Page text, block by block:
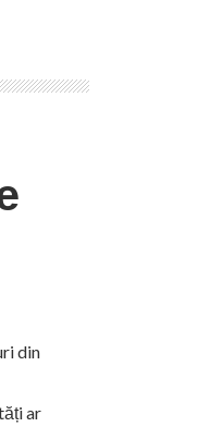
din
ar